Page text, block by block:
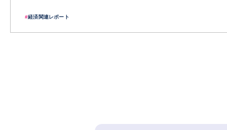
#経済関連レポート